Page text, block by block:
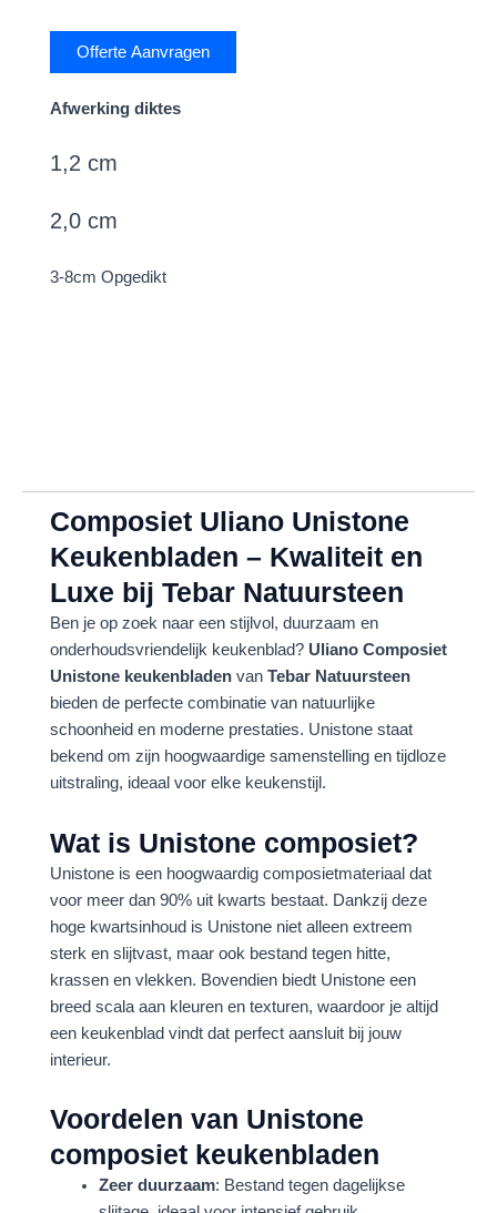
Offerte Aanvragen
Afwerking diktes
1,2 cm
2,0 cm
3-8cm Opgedikt
Composiet Uliano Unistone
Keukenbladen – Kwaliteit en
Luxe bij Tebar Natuursteen
Ben je op zoek naar een stijlvol, duurzaam en
onderhoudsvriendelijk keukenblad? Uliano Composiet
Unistone keukenbladen van Tebar Natuursteen
bieden de perfecte combinatie van natuurlijke
schoonheid en moderne prestaties. Unistone staat
bekend om zijn hoogwaardige samenstelling en tijdloze
uitstraling, ideaal voor elke keukenstijl.
Wat is Unistone composiet?
Unistone is een hoogwaardig composietmateriaal dat
voor meer dan 90% uit kwarts bestaat. Dankzij deze
hoge kwartsinhoud is Unistone niet alleen extreem
sterk en slijtvast, maar ook bestand tegen hitte,
krassen en vlekken. Bovendien biedt Unistone een
breed scala aan kleuren en texturen, waardoor je altijd
een keukenblad vindt dat perfect aansluit bij jouw
interieur.
Voordelen van Unistone
composiet keukenbladen
Zeer duurzaam: Bestand tegen dagelijkse